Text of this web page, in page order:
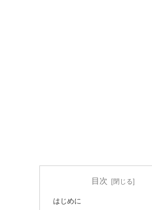
目次
はじめに